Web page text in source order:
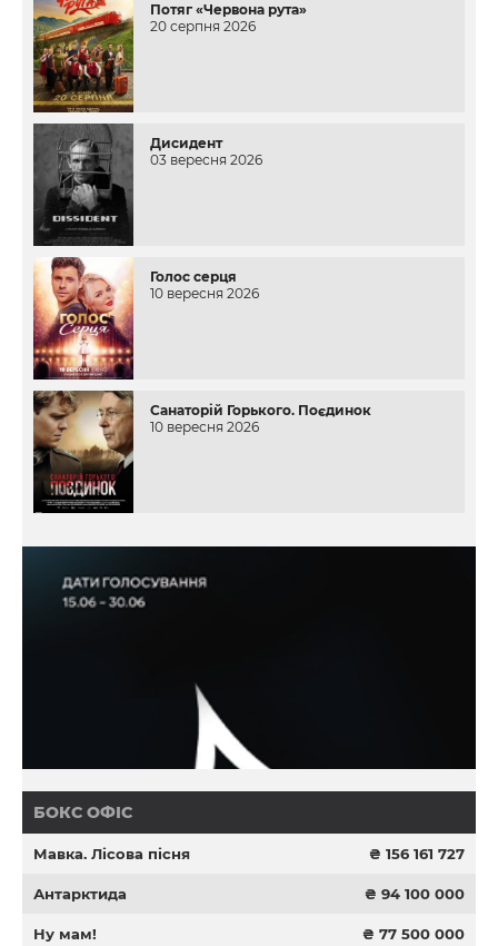
Потяг «Червона рута»
20 серпня 2026
Дисидент
03 вересня 2026
Голос серця
10 вересня 2026
Санаторій Горького. Поєдинок
10 вересня 2026
БОКС ОФІС
Мавка. Лісова пісня ₴ 156 161 727
Антарктида ₴ 94 100 000
Ну мам! ₴ 77 500 000